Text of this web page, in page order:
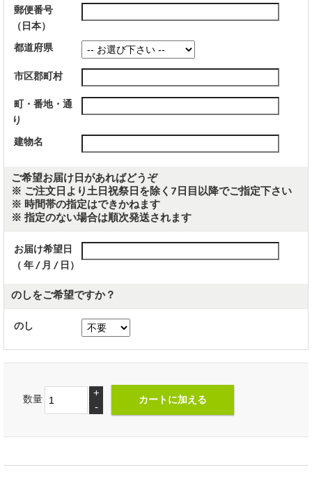
郵便番号
（日本）
都道府県
市区郡町村
町・番地・通
り
建物名
ご希望お届け日があればどうぞ
※ ご注文日より土日祝祭日を除く7日目以降でご指定下さい
※ 時間帯の指定はできかねます
※ 指定のない場合は順次発送されます
お届け希望日
（ 年 / 月 / 日）
のしをご希望ですか？
のし
数量
+
-